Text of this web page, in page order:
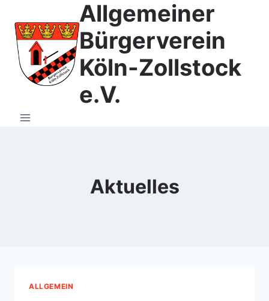
Inhalt
springen
Allgemeiner
Bürgerverein
Köln-Zollstock
e.V.
Aktuelles
ALLGEMEIN